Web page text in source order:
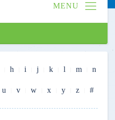
h i j k l m n
u v w x y z #